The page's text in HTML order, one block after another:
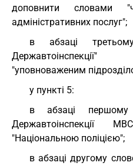
доповнити словами
адміністративних послуг";
в абзаці
"уповноваженим
у пункті 5:
в абзаці першому
Державтоінспекції
"Національною поліцією";
в абзаці другому